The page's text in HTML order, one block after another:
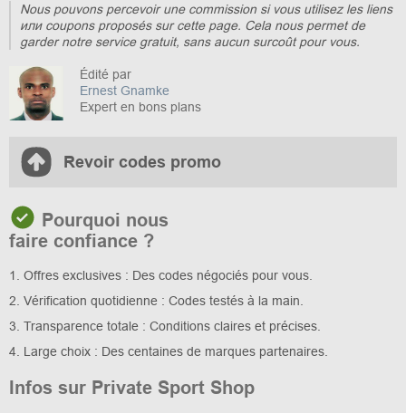
Nous pouvons percevoir une commission si vous utilisez les liens
или coupons proposés sur cette page. Cela nous permet de
garder notre service gratuit, sans aucun surcoût pour vous.
Édité par
Ernest Gnamke
Expert en bons plans
Revoir codes promo
Pourquoi nous
faire confiance ?
1. Offres exclusives : Des codes négociés pour vous.
2. Vérification quotidienne : Codes testés à la main.
3. Transparence totale : Conditions claires et précises.
4. Large choix : Des centaines de marques partenaires.
Infos sur Private Sport Shop